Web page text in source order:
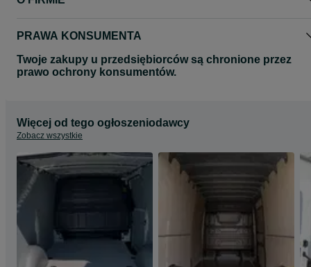
Zapraszamy na nasze pozostałe aukcje gdzie znajda Państwo
PRAWA KONSUMENTA
Twoje zakupy u przedsiębiorców są chronione przez
prawo ochrony konsumentów.
Więcej od tego ogłoszeniodawcy
Zobacz wszystkie